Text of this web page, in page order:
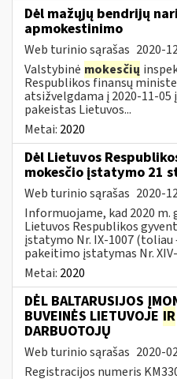
Dėl mažųjų bendrijų
apmokestinimo
Web turinio sąrašas 2020-
Valstybinė mokesčių
Respublikos finansų
atsižvelgdama į 2020-11-05
pakeistas Lietuvos...
Metai: 2020
Dėl Lietuvos
mokesčio įstatymo 21
Web turinio sąrašas 2020-
Informuojame, kad 2020 m.
Lietuvos Respublikos
įstatymo Nr. IX-1007 (toliau
pakeitimo įstatymas Nr.
Metai: 2020
DĖL BALTARUSIJOS
BUVEINĖS LIETUVOJE IR
DARBUOTOJŲ
Web turinio sąrašas 2020-
Registracijos numeris